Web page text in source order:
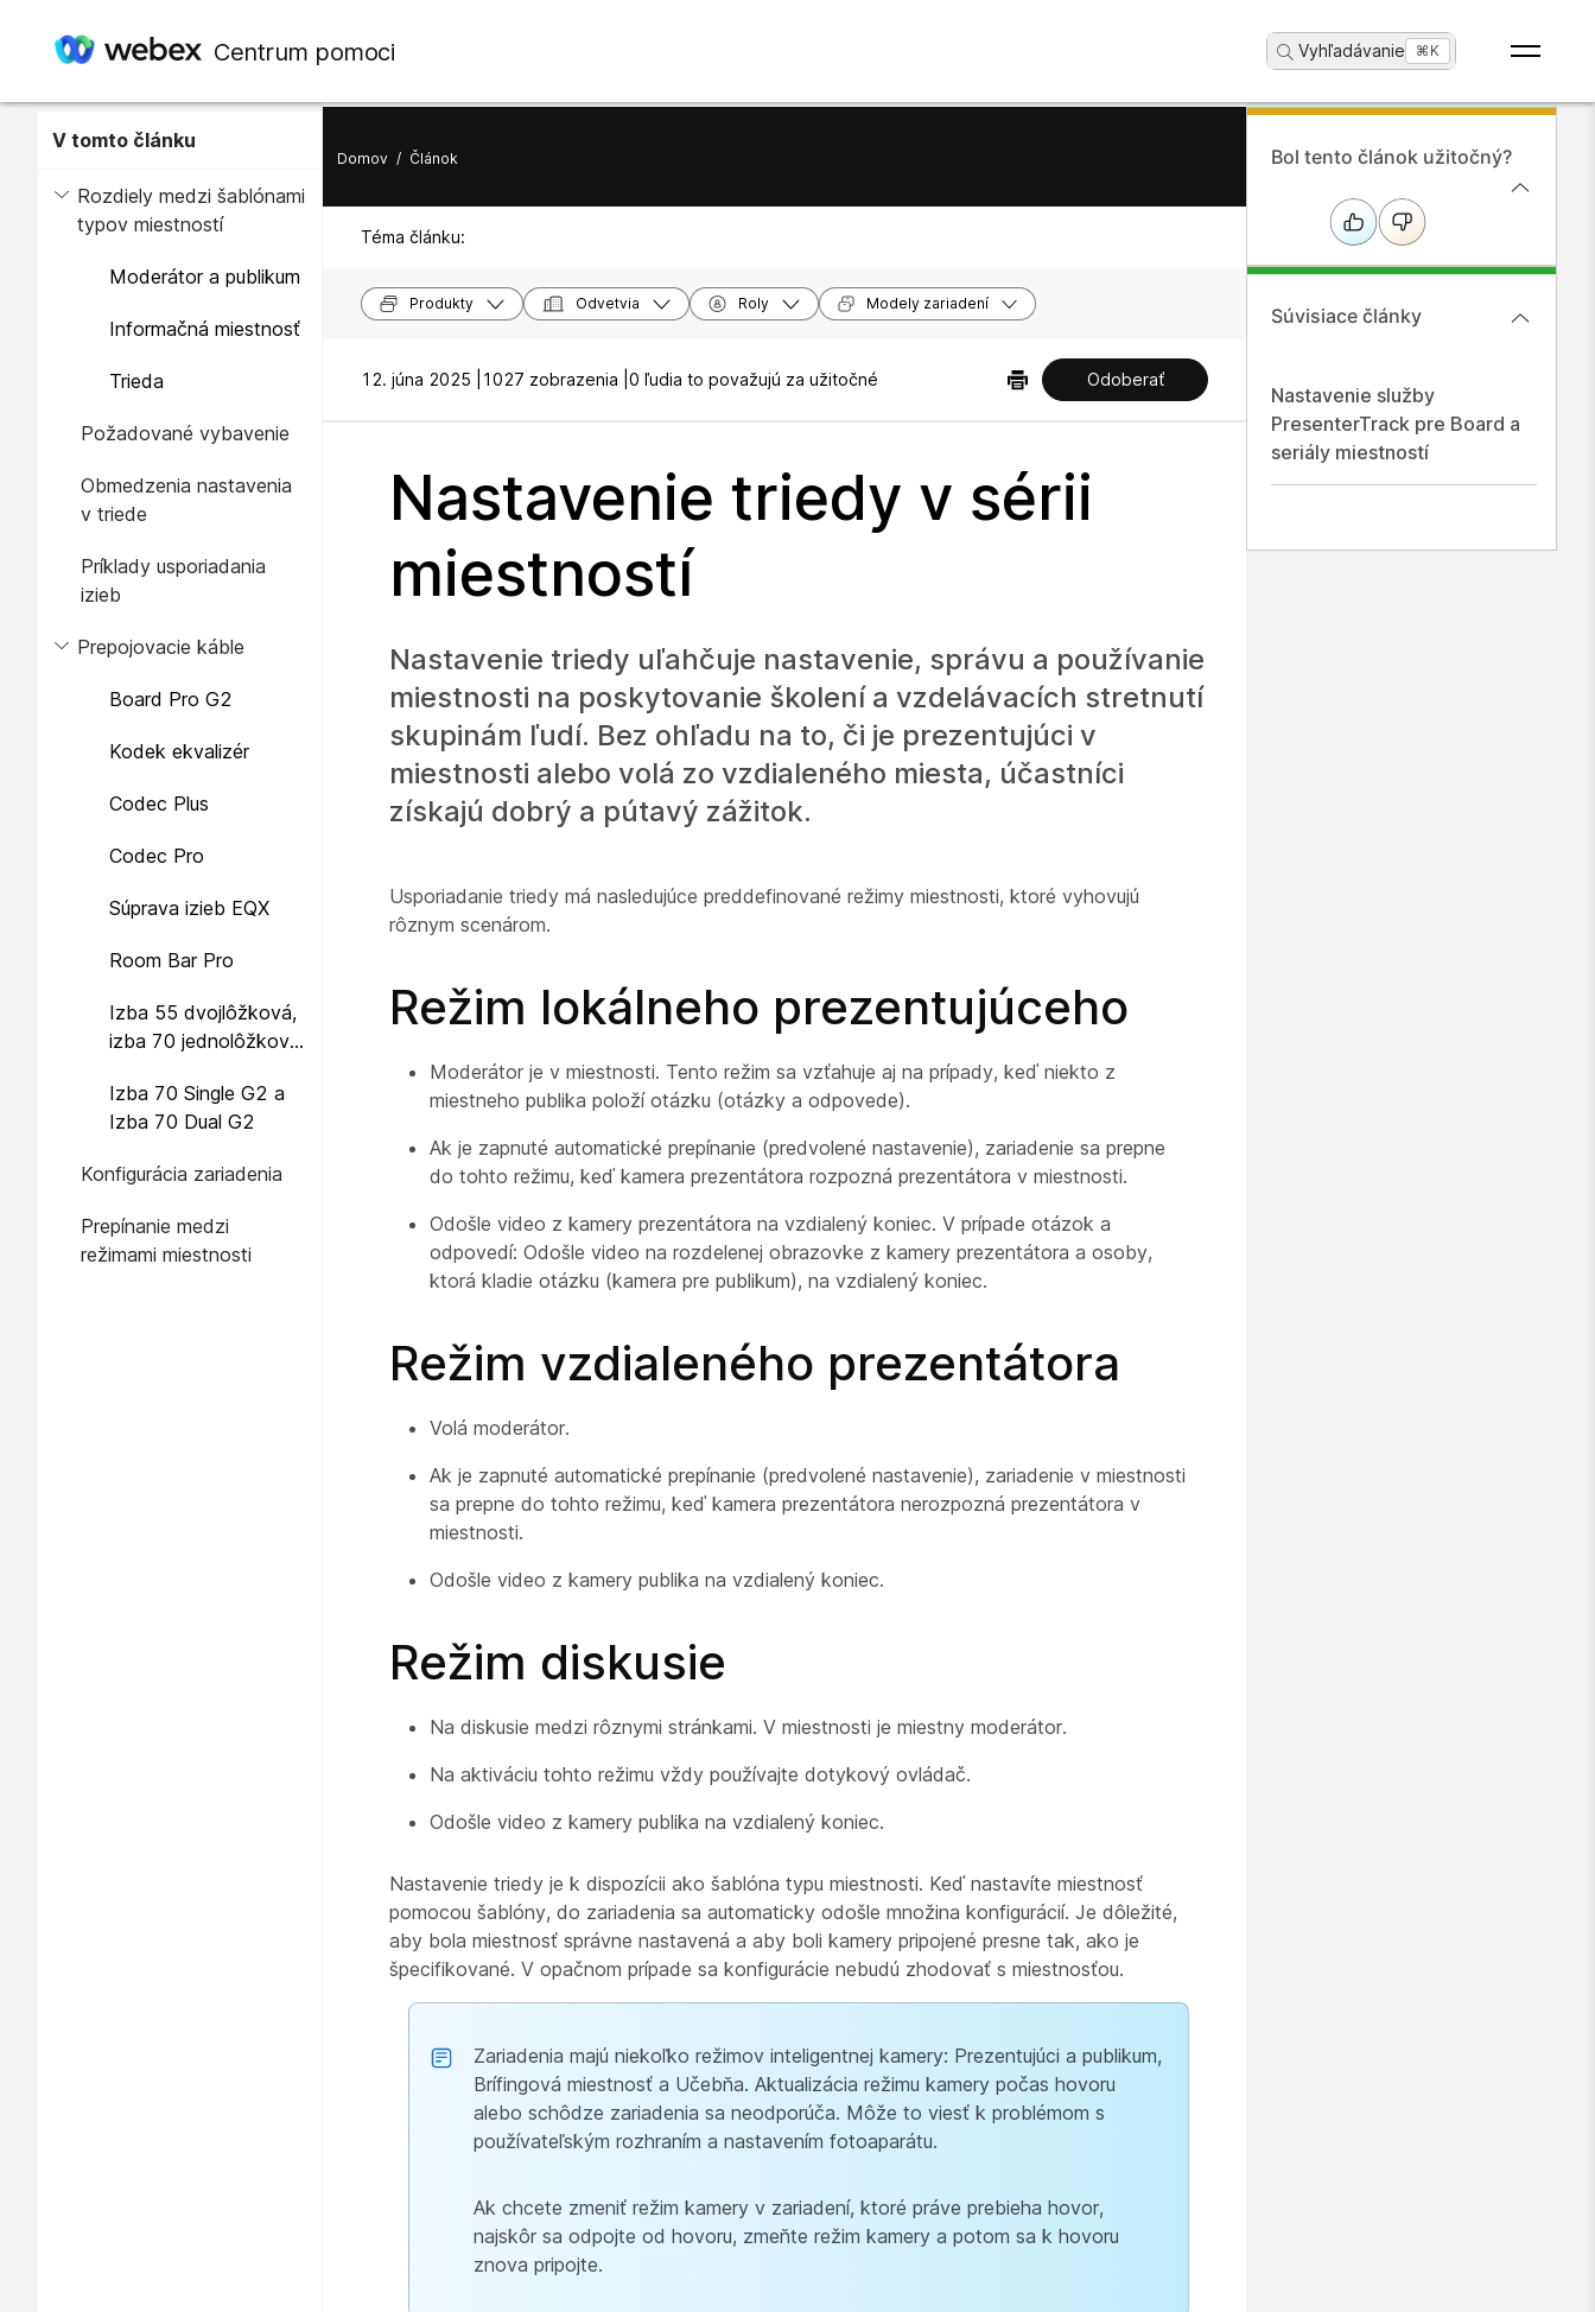
Centrum pomoci Vyhľadávanie ...⌘K
V tomto článku
Rozdiely medzi šablónami
typov miestností
Moderátor a publikum
Informačná miestnosť
Trieda
Požadované vybavenie
Obmedzenia nastavenia
v triede
Príklady usporiadania
izieb
Prepojovacie káble
Board Pro G2
Kodek ekvalizér
Codec Plus
Codec Pro
Súprava izieb EQX
Room Bar Pro
Izba 55 dvojlôžková,
izba 70 jednolôžková
Izba 70 Single G2 a
Izba 70 Dual G2
Konfigurácia zariadenia
Prepínanie medzi
režimami miestnosti
Domov / Článok
Téma článku:
Produkty Odvetvia Roly Modely zariadení
12. júna 2025 | 1027 zobrazenia | 0 ľudia to považujú za užitočné Odoberať
Nastavenie triedy v sérii
miestností
Nastavenie triedy uľahčuje nastavenie, správu a používanie
miestnosti na poskytovanie školení a vzdelávacích stretnutí
skupinám ľudí. Bez ohľadu na to, či je prezentujúci v
miestnosti alebo volá zo vzdialeného miesta, účastníci
získajú dobrý a pútavý zážitok.
Usporiadanie triedy má nasledujúce preddefinované režimy miestnosti, ktoré vyhovujú
rôznym scenárom.
Režim lokálneho prezentujúceho
Moderátor je v miestnosti. Tento režim sa vzťahuje aj na prípady, keď niekto z
miestneho publika položí otázku (otázky a odpovede).
Ak je zapnuté automatické prepínanie (predvolené nastavenie), zariadenie sa prepne
do tohto režimu, keď kamera prezentátora rozpozná prezentátora v miestnosti.
Odošle video z kamery prezentátora na vzdialený koniec. V prípade otázok a
odpovedí: Odošle video na rozdelenej obrazovke z kamery prezentátora a osoby,
ktorá kladie otázku (kamera pre publikum), na vzdialený koniec.
Režim vzdialeného prezentátora
Volá moderátor.
Ak je zapnuté automatické prepínanie (predvolené nastavenie), zariadenie v miestnosti
sa prepne do tohto režimu, keď kamera prezentátora nerozpozná prezentátora v
miestnosti.
Odošle video z kamery publika na vzdialený koniec.
Režim diskusie
Na diskusie medzi rôznymi stránkami. V miestnosti je miestny moderátor.
Na aktiváciu tohto režimu vždy používajte dotykový ovládač.
Odošle video z kamery publika na vzdialený koniec.
Nastavenie triedy je k dispozícii ako šablóna typu miestnosti. Keď nastavíte miestnosť
pomocou šablóny, do zariadenia sa automaticky odošle množina konfigurácií. Je dôležité,
aby bola miestnosť správne nastavená a aby boli kamery pripojené presne tak, ako je
špecifikované. V opačnom prípade sa konfigurácie nebudú zhodovať s miestnosťou.
Zariadenia majú niekoľko režimov inteligentnej kamery: Prezentujúci a publikum,
Brífingová miestnosť a Učebňa. Aktualizácia režimu kamery počas hovoru
alebo schôdze zariadenia sa neodporúča. Môže to viesť k problémom s
používateľským rozhraním a nastavením fotoaparátu.
Ak chcete zmeniť režim kamery v zariadení, ktoré práve prebieha hovor,
najskôr sa odpojte od hovoru, zmeňte režim kamery a potom sa k hovoru
znova pripojte.
Bol tento článok užitočný?
Súvisiace články
Nastavenie služby
PresenterTrack pre Board a
seriály miestností